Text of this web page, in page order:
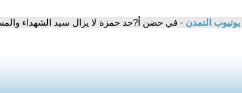
يوتيوب التمدن - في حضن اُ?حد حمزة لا يزال سيد الشهداء